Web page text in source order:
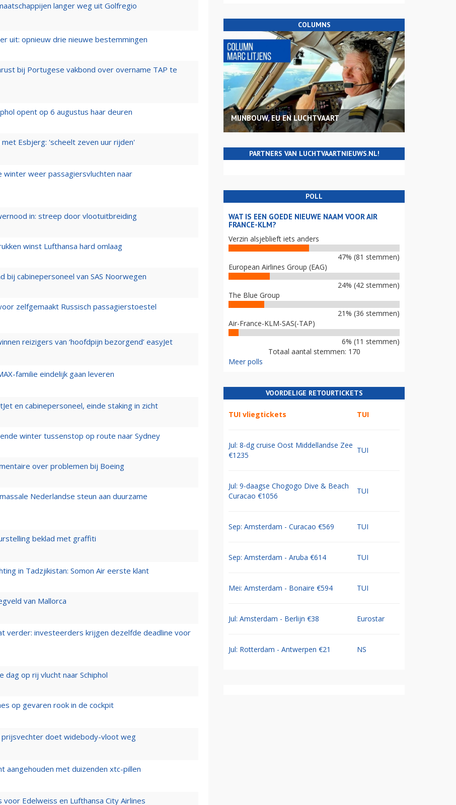
langer weg uit Golfregio
uit: opnieuw drie nieuwe bestemmingen
bij Portugese vakbond over overname TAP te
opent op 6 augustus haar deuren
Esbjerg: 'scheelt zeven uur rijden'
winter weer passagiersvluchten naar
in: streep door vlootuitbreiding
winst Lufthansa hard omlaag
bij cabinepersoneel van SAS Noorwegen
zelfgemaakt Russisch passagierstoestel
reizigers van ‘hoofdpijn bezorgend’ easyJet
familie eindelijk gaan leveren
en cabinepersoneel, einde staking in zicht
winter tussenstop op route naar Sydney
over problemen bij Boeing
Nederlandse steun aan duurzame
beklad met graffiti
in Tadzjikistan: Somon Air eerste klant
van Mallorca
verder: investeerders krijgen dezelfde deadline voor
op rij vlucht naar Schiphol
op gevaren rook in de cockpit
prijsvechter doet widebody-vloot weg
aangehouden met duizenden xtc-pillen
voor Edelweiss en Lufthansa City Airlines
COLUMNS
MIJNBOUW, EU EN LUCHTVAART
PARTNERS VAN LUCHTVAARTNIEUWS.NL!
POLL
WAT IS EEN GOEDE NIEUWE NAAM VOOR AIR
FRANCE-KLM?
Verzin alsjeblieft iets anders
47% (81 stemmen)
European Airlines Group (EAG)
24% (42 stemmen)
The Blue Group
21% (36 stemmen)
Air-France-KLM-SAS(-TAP)
6% (11 stemmen)
Totaal aantal stemmen: 170
Meer polls
VOORDELIGE RETOURTICKETS
TUI vliegtickets TUI
Jul: 8-dg cruise Oost Middellandse Zee
€1235
TUI
Jul: 9-daagse Chogogo Dive & Beach
Curacao €1056
TUI
Sep: Amsterdam - Curacao €569 TUI
Sep: Amsterdam - Aruba €614 TUI
Mei: Amsterdam - Bonaire €594 TUI
Jul: Amsterdam - Berlijn €38 Eurostar
Jul: Rotterdam - Antwerpen €21 NS